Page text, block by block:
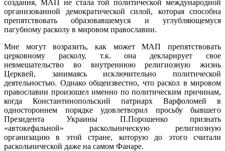
создания, МАП не стала той политической международной
организованной демократической силой, которая способна
препятствовать образовавшемуся и углубляющемуся
пагубному расколу в мировом православии.
Мне могут возразить, как может МАП препятствовать
церковному расколу, т.к. она декларирует свое
невмешательство во внутреннюю религиозную жизнь
Церквей, занимаясь исключительно политической
деятельностью. Однако общеизвестно, что раскол в мировом
православии произошел именно по политическим причинам,
когда Константинопольский патриарх Варфоломей в
одностороннем порядке удовлетворил просьбу бывшего
Президента Украины П.Порошенко признать
«автокефальной» раскольническую религиозную
организацию в этой стране, которую до этого считали
раскольнической даже на самом Фанаре.